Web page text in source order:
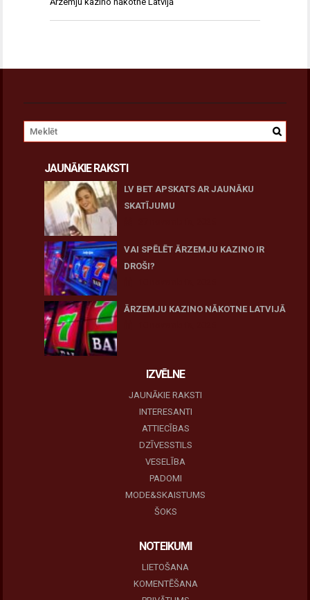
JAUNĀKIE RAKSTI
LV BET APSKATS AR JAUNĀKU
SKATĪJUMU
VAI SPĒLĒT ĀRZEMJU KAZINO IR
DROŠI?
ĀRZEMJU KAZINO NĀKOTNE LATVIJĀ
IZVĒLNE
JAUNĀKIE RAKSTI
INTERESANTI
ATTIECĪBAS
DZĪVESSTILS
VESELĪBA
PADOMI
MODE&SKAISTUMS
ŠOKS
NOTEIKUMI
LIETOŠANA
KOMENTĒŠANA